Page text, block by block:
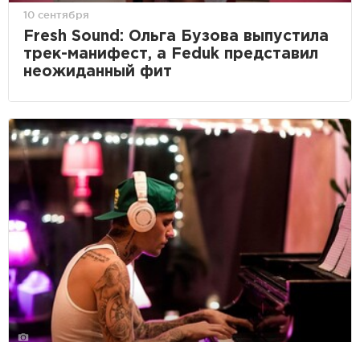
10 сентября
Fresh Sound: Ольга Бузова выпустила
трек-манифест, а Feduk представил
неожиданный фит